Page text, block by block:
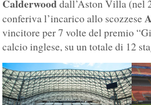
Calderwooddall’Aston Villa (nel
conferiva l’incarico allo scozzese
vincitore per 7 volte del premio
calcio inglese, su un totale di 12